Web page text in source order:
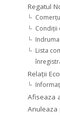
Regatul
Condiții
Lista
Relaţii
Afiseaza
Anuleaza